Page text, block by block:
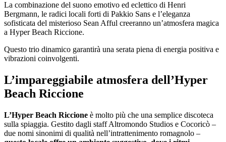
La combinazione del suono emotivo ed eclettico di Henri
Bergmann, le radici locali forti di Pakkio Sans e l’eleganza
sofisticata del misterioso Sean Afful creeranno un’atmosfera magica
a Hyper Beach Riccione.
Questo trio dinamico garantirà una serata piena di energia positiva e
vibrazioni coinvolgenti.
L’impareggiabile atmosfera dell’Hyper
Beach Riccione
L’Hyper Beach Riccione è molto più che una semplice discoteca
sulla spiaggia. Gestito dagli staff Altromondo Studios e Cocoricò –
due nomi sinonimi di qualità nell’intrattenimento romagnolo –